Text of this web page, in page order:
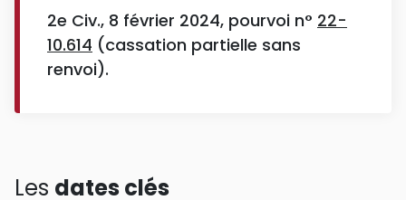
2e Civ., 8 février 2024, pourvoi n° 22-
10.614 (cassation partielle sans
renvoi).
Les dates clés